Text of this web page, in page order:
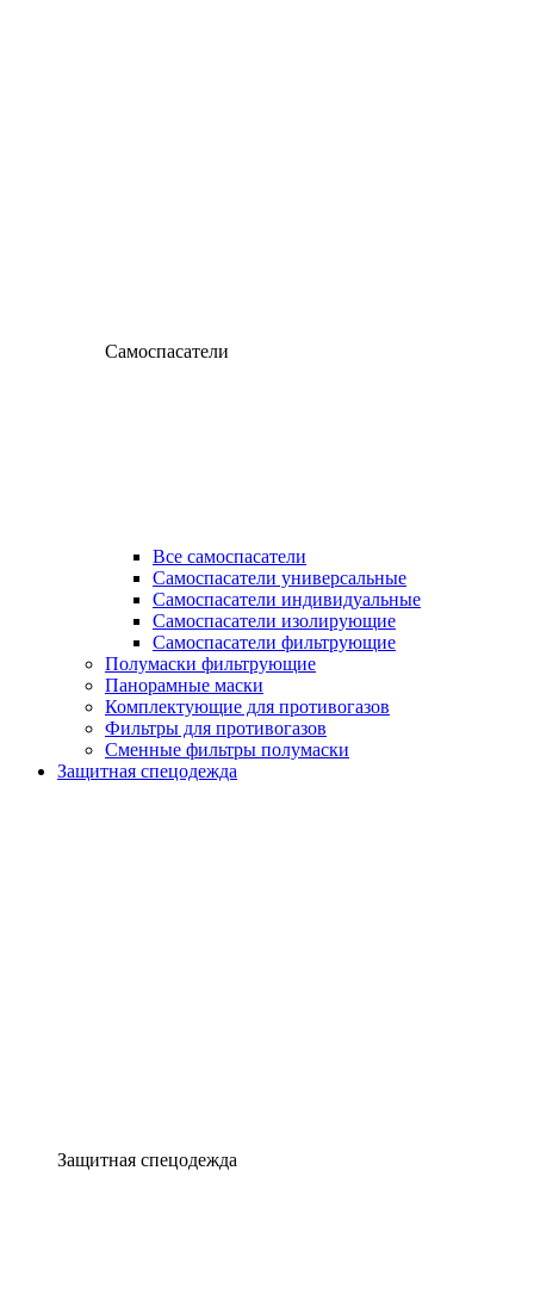
Самоспасатели
Все самоспасатели
Самоспасатели универсальные
Самоспасатели индивидуальные
Самоспасатели изолирующие
Самоспасатели фильтрующие
Полумаски фильтрующие
Панорамные маски
Комплектующие для противогазов
Фильтры для противогазов
Сменные фильтры полумаски
Защитная спецодежда
Защитная спецодежда